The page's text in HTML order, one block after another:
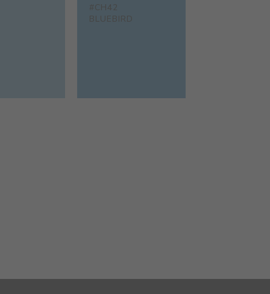
#CH42
BLUEBIRD